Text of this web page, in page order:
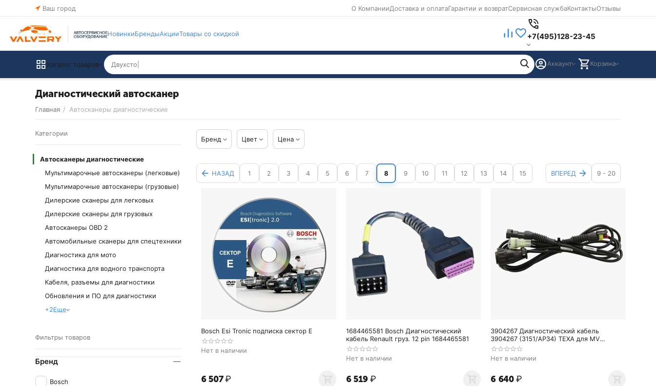
Ваш город О КомпанииДоставка и оплатаГарантии и возвратСервисная службаКонтактыОтзывы
НовинкиБрендыАкцииТовары со скидкой +7(495)128-23-45
Каталог товаров Аккаунт Корзина
Диагностический автосканер
Главная / Автосканеры диагностические
Бренд Цвет Цена
НАЗАД 1 2 3 4 5 6 7 8 9 10 11 12 13 14 15 ВПЕРЕД 9 - 20
Bosch Esi Tronic подписка сектор E
Нет в наличии
6 507₽
1684465581 Bosch Диагностический
кабель Renault груз. 12 pin 1684465581
Нет в наличии
6 519₽
3904267 Диагностический кабель
3904267 (3151/AP34) TEXA для MV
AGUSTA после 2012г.
Нет в наличии
6 640 ₽
Категории
Автосканеры диагностические
Мультимарочные автосканеры (легковые)
Мультимарочные автосканеры (грузовые)
Дилерские сканеры для легковых
Дилерские сканеры для грузовых
Автосканеры OBD 2
Автомобильные сканеры для спецтехники
Диагностика для мото
Диагностика для водного транспорта
Кабеля, разъемы для диагностики
Обновления и ПО для диагностики
+2Еще
Фильтры товаров
Бренд
Bosch